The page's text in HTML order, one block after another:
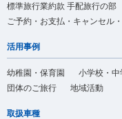
標準旅行業約款 手配旅行の部
ご予約・お支払・キャンセル
活用事例
幼稚園・保育園 小学校・中
団体のご旅行
地域活動
取扱車種